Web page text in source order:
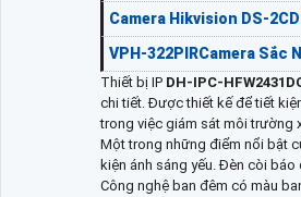
Camera Hikvision DS-
VPH-322PIRCamera Sắc
Thiết bị IP DH-IPC-
chi tiết. Được thiết kế để tiết
trong việc giám sát môi trường
Một trong những điểm nổi bật
kiện ánh sáng yếu. Đèn còi
Công nghệ ban đêm có màu